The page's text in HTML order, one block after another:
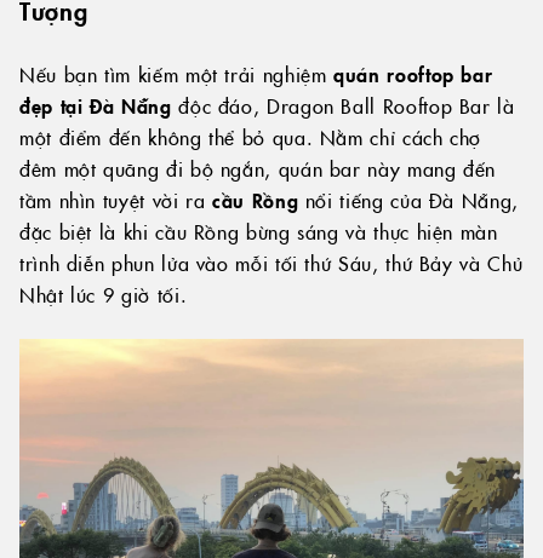
Tượng
Nếu bạn tìm kiếm một trải nghiệmquán rooftop bar
đẹp tại Đà Nẵng độc đáo, Dragon Ball Rooftop Bar là
một điểm đến không thể bỏ qua. Nằm chỉ cách chợ
đêm một quãng đi bộ ngắn, quán bar này mang đến
tầm nhìn tuyệt vời racầu Rồng nổi tiếng của Đà Nẵng,
đặc biệt là khi cầu Rồng bừng sáng và thực hiện màn
trình diễn phun lửa vào mỗi tối thứ Sáu, thứ Bảy và Chủ
Nhật lúc 9 giờ tối.